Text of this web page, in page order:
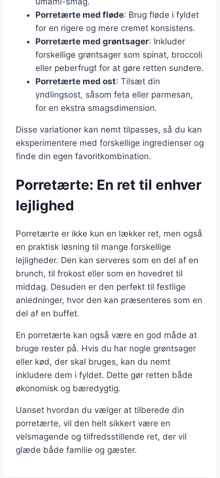
Porretærte med fløde: Brug fløde i fyldet
for en rigere og mere cremet konsistens.
Porretærte med grøntsager: Inkluder
forskellige grøntsager som spinat, broccoli
eller peberfrugt for at gøre retten sundere.
Porretærte med ost: Tilsæt din
yndlingsost, såsom feta eller parmesan,
for en ekstra smagsdimension.
Disse variationer kan nemt tilpasses, så du kan
eksperimentere med forskellige ingredienser og
finde din egen favoritkombination.
Porretærte: En ret til enhver
lejlighed
Porretærte er ikke kun en lækker ret, men også
en praktisk løsning til mange forskellige
lejligheder. Den kan serveres som en del af en
brunch, til frokost eller som en hovedret til
middag. Desuden er den perfekt til festlige
anledninger, hvor den kan præsenteres som en
del af en buffet.
En porretærte kan også være en god måde at
bruge rester på. Hvis du har nogle grøntsager
eller kød, der skal bruges, kan du nemt
inkludere dem i fyldet. Dette gør retten både
økonomisk og bæredygtig.
Uanset hvordan du vælger at tilberede din
porretærte, vil den helt sikkert være en
velsmagende og tilfredsstillende ret, der vil
glæde både familie og gæster.